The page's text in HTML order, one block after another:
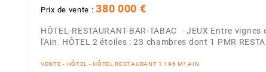
Prix de vente :380 000 €
HÔTEL-RESTAURANT-BAR-TABAC - JEUX Entre
l'Ain. HÔTEL 2 étoiles : 23 chambres dont 1 PMR
VENTE - HÔTEL - HÔTEL RESTAURANT 1 196 M² AIN